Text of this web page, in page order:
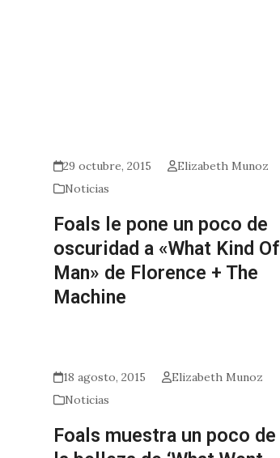
29 octubre, 2015
Elizabeth Munoz
Noticias
Foals le pone un poco de
oscuridad a «What Kind Of
Man» de Florence + The
Machine
18 agosto, 2015
Elizabeth Munoz
Noticias
Foals muestra un poco de